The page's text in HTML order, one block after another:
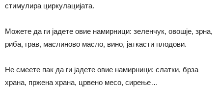
стимулира циркулацијата.
Можете да ги јадете овие намирници: зеленчук, овошје, зрна,
риба, грав, маслиново масло, вино, јаткасти плодови.
Не смеете пак да ги јадете овие намирници: слатки, брза
храна, пржена храна, црвено месо, сирење…